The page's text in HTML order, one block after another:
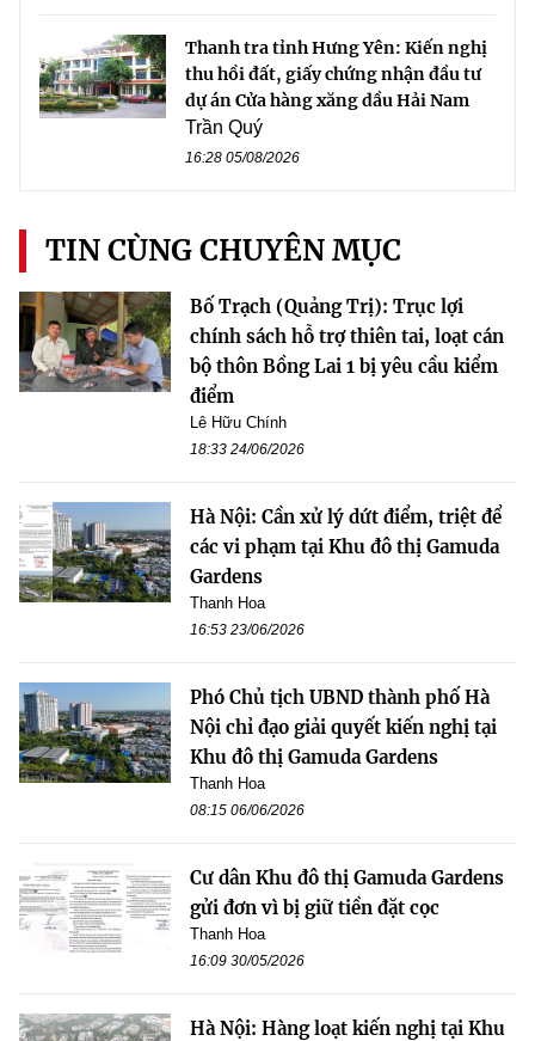
Thanh tra tỉnh Hưng Yên: Kiến nghị
thu hồi đất, giấy chứng nhận đầu tư
dự án Cửa hàng xăng dầu Hải Nam
Trần Quý
16:28 05/08/2026
TIN CÙNG CHUYÊN MỤC
Bố Trạch (Quảng Trị): Trục lợi
chính sách hỗ trợ thiên tai, loạt cán
bộ thôn Bồng Lai 1 bị yêu cầu kiểm
điểm
Lê Hữu Chính
18:33 24/06/2026
Hà Nội: Cần xử lý dứt điểm, triệt để
các vi phạm tại Khu đô thị Gamuda
Gardens
Thanh Hoa
16:53 23/06/2026
Phó Chủ tịch UBND thành phố Hà
Nội chỉ đạo giải quyết kiến nghị tại
Khu đô thị Gamuda Gardens
Thanh Hoa
08:15 06/06/2026
Cư dân Khu đô thị Gamuda Gardens
gửi đơn vì bị giữ tiền đặt cọc
Thanh Hoa
16:09 30/05/2026
Hà Nội: Hàng loạt kiến nghị tại Khu